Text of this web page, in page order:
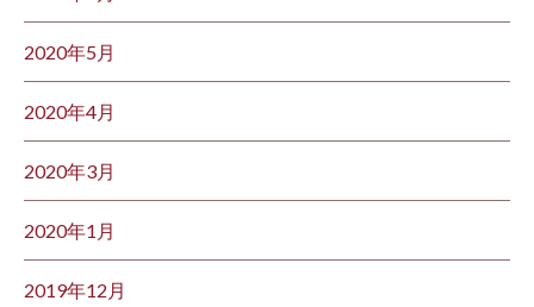
2020年5月
2020年4月
2020年3月
2020年1月
2019年12月